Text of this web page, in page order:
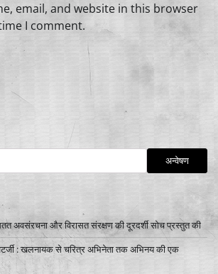
email, and website in this browser
I comment.
अन्वेषण
अवसंरचना और विरासत संरक्षण की दूरदर्शी सोच प्रस्तुत की
: खलनायक से चरित्र अभिनेता तक अभिनय की एक